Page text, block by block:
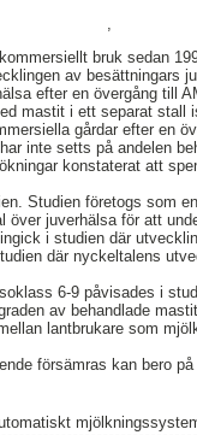
bruk sedan
av besättningars
efter en övergång till
mastit i ett separat stall
gårdar efter en
inte setts på andelen
konstaterat att
Studien företogs som
juverhälsa för att
i studien där
där nyckeltalens
6-9 påvisades i
av behandlade
lantbrukare som
försämras kan bero